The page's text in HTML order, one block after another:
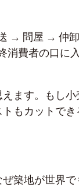
送 → 問屋 → 仲
消費者の口に
ます。
もし
もカットでき
築地が世界で